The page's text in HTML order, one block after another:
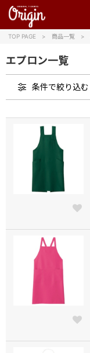
TOP PAGE 商品一覧
エプロン一覧
条件で絞り込む